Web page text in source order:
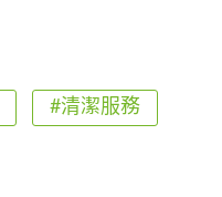
#清潔服務